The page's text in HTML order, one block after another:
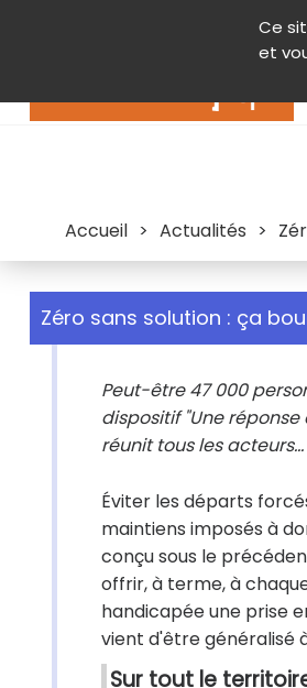
Ce
et
Contenu
Accueil > Actualités >
Zéro sans solution : ça
Peut-être 47 000
dispositif "Une
réunit tous les acteurs...
Éviter les départs
maintiens imposés à
conçu sous le
offrir, à terme, à
handicapée une prise
vient d'être généralisé
Sur tout le